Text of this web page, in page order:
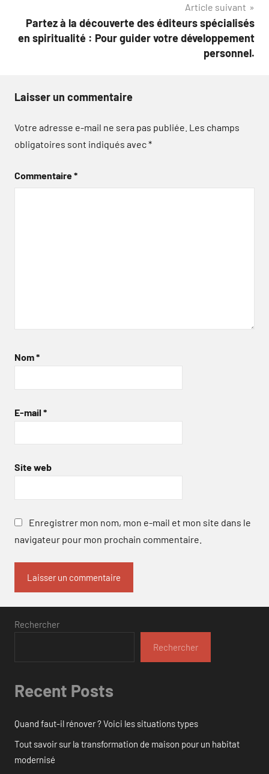
Article suivant
Partez à la découverte des éditeurs spécialisés
en spiritualité : Pour guider votre développement
personnel.
Laisser un commentaire
Votre adresse e-mail ne sera pas publiée. Les champs
obligatoires sont indiqués avec*
Commentaire*
Nom*
E-mail *
Site web
Enregistrer mon nom, mon e-mail et mon site dans le
navigateur pour mon prochain commentaire.
Rechercher
Rechercher
Recent Posts
Quand faut-il rénover ? Voici les situations types
Tout savoir sur la transformation de maison pour un habitat
modernisé